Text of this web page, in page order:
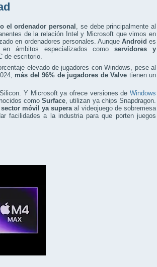
o el ordenador personal , se debe principalmente al
de la relación Intel y Microsoft que vimos en
en ordenadores personales. Aunque Android es
ámbitos especializados comoservidores y
de escritorio.
elevado de jugadores con Windows, pese al
más del 96% de jugadores de Valve tienen un
Y Microsoft ya ofrece versiones deWindows
comoSurface, utilizan ya chips Snapdragon.
sector móvil ya superaal videojuego de sobremesa
facilidades a la industria para que porten juegos